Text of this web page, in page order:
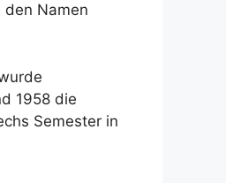
Namen
1958 die
Semester in